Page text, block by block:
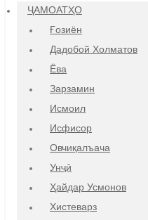
ҶАМОАТҲО
Ғозиён
Дадобой Холматов
Ёва
Зарзамин
Исмоил
Исфисор
Овчиқалъача
Унҷӣ
Ҳайдар Усмонов
Хистеварз